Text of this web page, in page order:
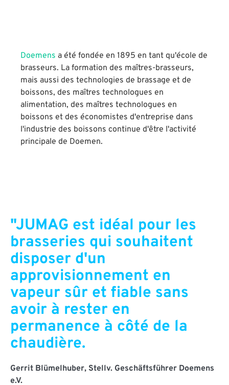
Doemens a été fondée en 1895 en tant qu'école de
brasseurs. La formation des maîtres-brasseurs,
mais aussi des technologies de brassage et de
boissons, des maîtres technologues en
alimentation, des maîtres technologues en
boissons et des économistes d'entreprise dans
l'industrie des boissons continue d'être l'activité
principale de Doemen.
"JUMAG est idéal pour les
brasseries qui souhaitent
disposer d'un
approvisionnement en
vapeur sûr et fiable sans
avoir à rester en
permanence à côté de la
chaudière.
Gerrit Blümelhuber, Stellv. Geschäftsführer Doemens
e.V.